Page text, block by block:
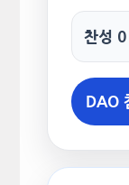
찬성 0
DAO